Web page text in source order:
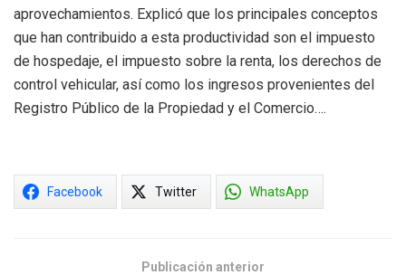
aprovechamientos. Explicó que los principales conceptos
que han contribuido a esta productividad son el impuesto
de hospedaje, el impuesto sobre la renta, los derechos de
control vehicular, así como los ingresos provenientes del
Registro Público de la Propiedad y el Comercio….
Facebook Twitter WhatsApp
Publicación anterior